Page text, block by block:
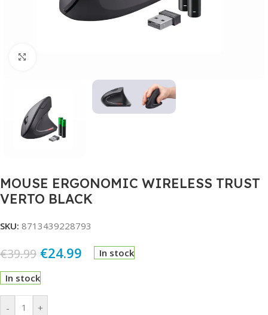
MOUSE ERGONOMIC WIRELESS TRUST
VERTO BLACK
SKU: 8713439228793
€39.99 €24.99 In stock
In stock
- +
Alternative: